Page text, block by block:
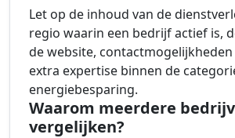
Let op de inhoud van de
regio waarin een bedrijf actief is,
de website,
extra expertise binnen de
energiebesparing.
Waarom meerdere
vergelijken?